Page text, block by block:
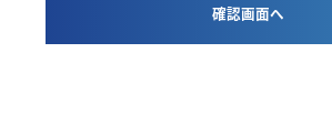
確認画面へ